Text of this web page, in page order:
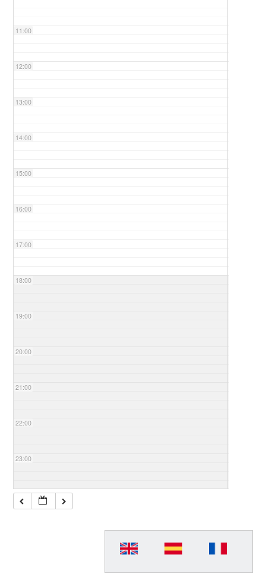
11:00
12:00
13:00
14:00
15:00
16:00
17:00
18:00
19:00
20:00
21:00
22:00
23:00